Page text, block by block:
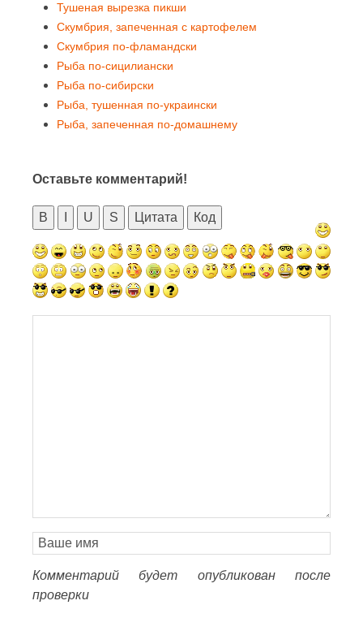
Тушеная вырезка пикши
Скумбрия, запеченная с картофелем
Скумбрия по-фламандски
Рыба по-сицилиански
Рыба по-сибирски
Рыба, тушенная по-украински
Рыба, запеченная по-домашнему
Оставьте комментарий!
B U S Цитата Код
Комментарий будет опубликован после
проверки